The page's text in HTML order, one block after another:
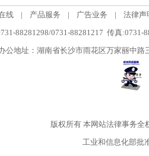
线 | 产品服务 | 广告业务 |
法律声
88281298/0731-88281217 传真:0731-
公地址：湖南省长沙市雨花区万家丽中
版权所有本网站法律事务全
工业和信息化部批